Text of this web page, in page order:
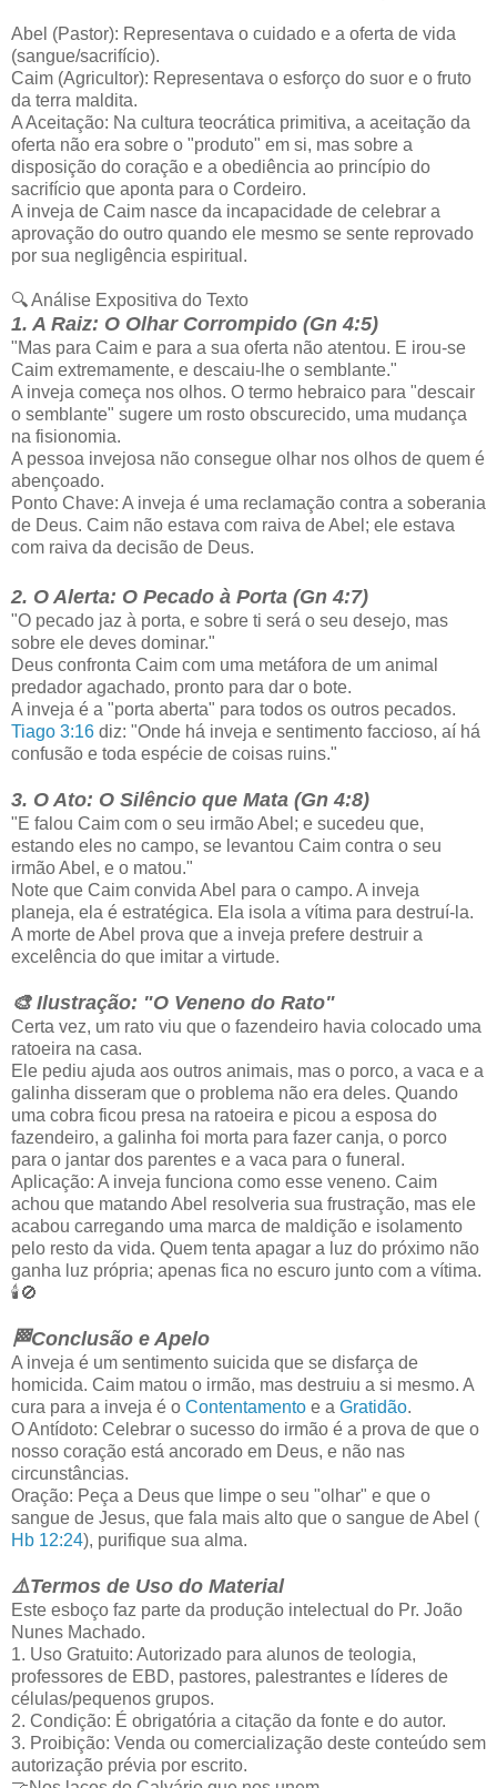
Abel (Pastor): Representava o cuidado e a oferta de vida
(sangue/sacrifício).
Caim (Agricultor): Representava o esforço do suor e o fruto
da terra maldita.
A Aceitação: Na cultura teocrática primitiva, a aceitação da
oferta não era sobre o "produto" em si, mas sobre a
disposição do coração e a obediência ao princípio do
sacrifício que aponta para o Cordeiro.
A inveja de Caim nasce da incapacidade de celebrar a
aprovação do outro quando ele mesmo se sente reprovado
por sua negligência espiritual.
🔍 Análise Expositiva do Texto
1. A Raiz: O Olhar Corrompido (Gn 4:5)
"Mas para Caim e para a sua oferta não atentou. E irou-se
Caim extremamente, e descaiu-lhe o semblante."
A inveja começa nos olhos. O termo hebraico para "descair
o semblante" sugere um rosto obscurecido, uma mudança
na fisionomia.
A pessoa invejosa não consegue olhar nos olhos de quem é
abençoado.
Ponto Chave: A inveja é uma reclamação contra a soberania
de Deus. Caim não estava com raiva de Abel; ele estava
com raiva da decisão de Deus.
2. O Alerta: O Pecado à Porta (Gn 4:7)
"O pecado jaz à porta, e sobre ti será o seu desejo, mas
sobre ele deves dominar."
Deus confronta Caim com uma metáfora de um animal
predador agachado, pronto para dar o bote.
A inveja é a "porta aberta" para todos os outros pecados.
Tiago 3:16 diz: "Onde há inveja e sentimento faccioso, aí há
confusão e toda espécie de coisas ruins."
3. O Ato: O Silêncio que Mata (Gn 4:8)
"E falou Caim com o seu irmão Abel; e sucedeu que,
estando eles no campo, se levantou Caim contra o seu
irmão Abel, e o matou."
Note que Caim convida Abel para o campo. A inveja
planeja, ela é estratégica. Ela isola a vítima para destruí-la.
A morte de Abel prova que a inveja prefere destruir a
excelência do que imitar a virtude.
🎨 Ilustração: "O Veneno do Rato"
Certa vez, um rato viu que o fazendeiro havia colocado uma
ratoeira na casa.
Ele pediu ajuda aos outros animais, mas o porco, a vaca e a
galinha disseram que o problema não era deles. Quando
uma cobra ficou presa na ratoeira e picou a esposa do
fazendeiro, a galinha foi morta para fazer canja, o porco
para o jantar dos parentes e a vaca para o funeral.
Aplicação: A inveja funciona como esse veneno. Caim
achou que matando Abel resolveria sua frustração, mas ele
acabou carregando uma marca de maldição e isolamento
pelo resto da vida. Quem tenta apagar a luz do próximo não
ganha luz própria; apenas fica no escuro junto com a vítima.
🕯️🚫
🏁Conclusão e Apelo
A inveja é um sentimento suicida que se disfarça de
homicida. Caim matou o irmão, mas destruiu a si mesmo. A
cura para a inveja é o Contentamento e a Gratidão.
O Antídoto: Celebrar o sucesso do irmão é a prova de que o
nosso coração está ancorado em Deus, e não nas
circunstâncias.
Oração: Peça a Deus que limpe o seu "olhar" e que o
sangue de Jesus, que fala mais alto que o sangue de Abel (
Hb 12:24), purifique sua alma.
⚠️Termos de Uso do Material
Este esboço faz parte da produção intelectual do Pr. João
Nunes Machado.
1. Uso Gratuito: Autorizado para alunos de teologia,
professores de EBD, pastores, palestrantes e líderes de
células/pequenos grupos.
2. Condição: É obrigatória a citação da fonte e do autor.
3. Proibição: Venda ou comercialização deste conteúdo sem
autorização prévia por escrito.